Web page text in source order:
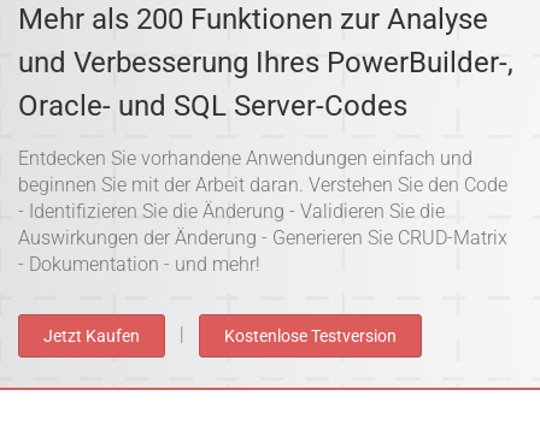
Mehr als 200 Funktionen zur Analyse
und Verbesserung Ihres PowerBuilder-,
Oracle- und SQL Server-Codes
Entdecken Sie vorhandene Anwendungen einfach und
beginnen Sie mit der Arbeit daran. Verstehen Sie den Code
- Identifizieren Sie die Änderung - Validieren Sie die
Auswirkungen der Änderung - Generieren Sie CRUD-Matrix
- Dokumentation - und mehr!
Jetzt Kaufen Kostenlose Testversion